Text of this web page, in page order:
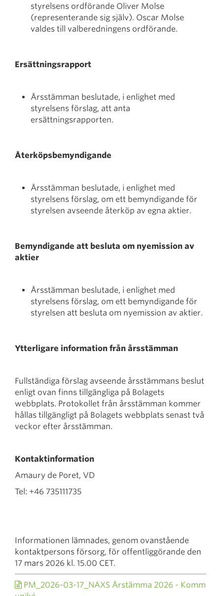
styrelsens ordförande Oliver Molse
(representerande sig själv). Oscar Molse
valdes till valberedningens ordförande.
Ersättningsrapport
Årsstämman beslutade, i enlighet med
styrelsens förslag, att anta
ersättningsrapporten.
Återköpsbemyndigande
Årsstämman beslutade, i enlighet med
styrelsens förslag, om ett bemyndigande för
styrelsen avseende återköp av egna aktier.
Bemyndigande att besluta om nyemission av
aktier
Årsstämman beslutade, i enlighet med
styrelsens förslag, om ett bemyndigande för
styrelsen att besluta om nyemission av aktier.
Ytterligare information från årsstämman
Fullständiga förslag avseende årsstämmans beslut
enligt ovan finns tillgängliga på Bolagets
webbplats. Protokollet från årsstämman kommer
hållas tillgängligt på Bolagets webbplats senast två
veckor efter årsstämman.
Kontaktinformation
Amaury de Poret, VD
Tel: +46 735111735
Informationen lämnades, genom ovanstående
kontaktpersons försorg, för offentliggörande den
17 mars 2026 kl. 15.00 CET.
PM_2026-03-17_NAXS Årstämma 2026 - Komm